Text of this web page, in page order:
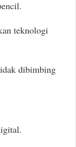
teknologi
dibimbing